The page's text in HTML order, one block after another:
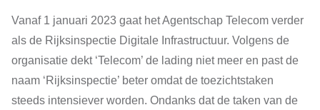
Vanaf 1 januari 2023 gaat het Agentschap Telecom verder
als de Rijksinspectie Digitale Infrastructuur. Volgens de
organisatie dekt ‘Telecom’ de lading niet meer en past de
naam ‘Rijksinspectie’ beter omdat de toezichtstaken
steeds intensiever worden. Ondanks dat de taken van de